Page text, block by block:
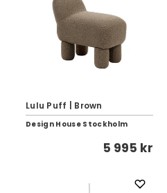
Lulu Puff | Brown
Design House Stockholm
5 995 kr